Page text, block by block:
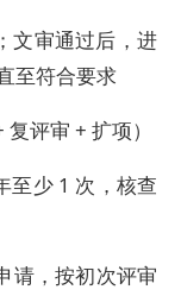
文审通过后，进
至符合要求
评审 + 扩项）
至少 1 次，核查
请，按初次评审